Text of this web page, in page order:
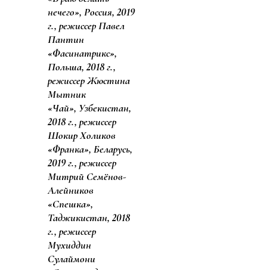
нечего», Россия, 2019
г., режиссер Павел
Пантин
«Фасинатрикс»,
Польша, 2018 г.,
режиссер Жюстина
Мытник
«Чай», Узбекистан,
2018 г., режиссер
Шокир Холиков
«Франка», Беларусь,
2019 г., режиссер
Митрий Семёнов-
Алейников
«Спешка»,
Таджикистан, 2018
г., режиссер
Мухиддин
Сулаймони